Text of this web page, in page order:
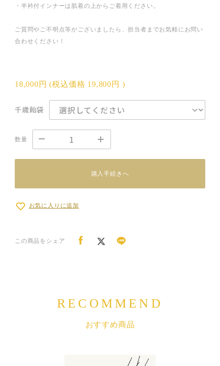
・半衿付インナーは肌着の上からご着用ください。
ご質問やご不明点等がございましたら、担当者までお気軽にお問い
合わせください！
18,000円 (税込価格 19,800円 )
千歳飴袋
数量
購入手続きへ
お気に入りに追加
この商品をシェア
RECOMMEND
おすすめ商品